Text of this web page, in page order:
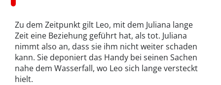
Zu dem Zeitpunkt gilt Leo, mit dem Juliana lange
Zeit eine Beziehung geführt hat, als tot. Juliana
nimmt also an, dass sie ihm nicht weiter schaden
kann. Sie deponiert das Handy bei seinen Sachen
nahe dem Wasserfall, wo Leo sich lange versteckt
hielt.